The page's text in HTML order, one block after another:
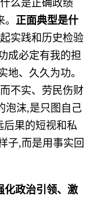
么是正确政绩
正面典型是什
实践和历史检验
成必定有我的担
地、久久为功。
不实、劳民伤财
泡沫,是只图自己
后果的短视和私
子,而是用事实回
化政治引领、激